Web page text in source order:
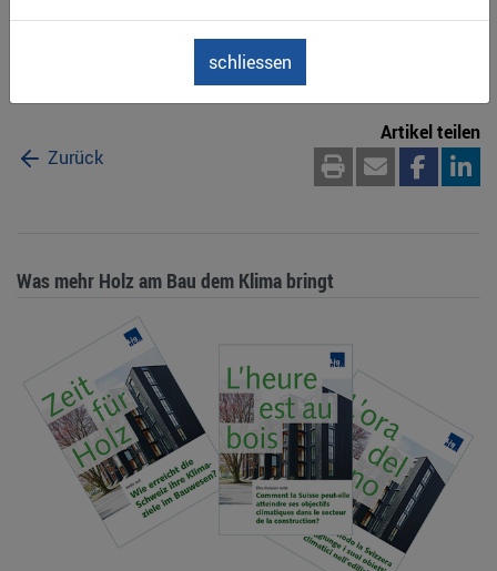
schliessen
Zurück
Artikel teilen
Was mehr Holz am Bau dem Klima bringt